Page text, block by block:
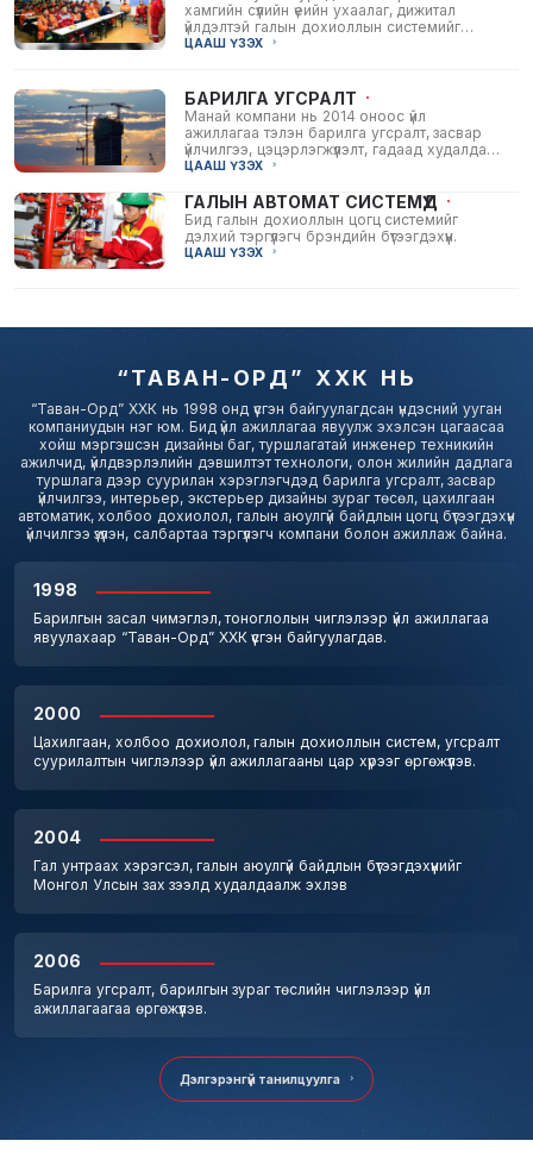
хамгийн сүүлийн үеийн ухаалаг, дижитал
үйлдэлтэй галын дохиоллын системийг
барилга байгууламжинд тань суурилуулж
ЦААШ ҮЗЭХ
БАРИЛГА УГСРАЛТ
Манай компани нь 2014 оноос үйл
ажиллагаа тэлэн барилга угсралт, засвар
үйлчилгээ, цэцэрлэгжүүлэлт, гадаад худалдаа,
эрчим хүчний болон барилгын тоног
ЦААШ ҮЗЭХ
ГАЛЫН АВТОМАТ СИСТЕМҮҮД
Бид галын дохиоллын цогц системийг
дэлхий тэргүүлэгч брэндийн бүтээгдэхүүн.
ЦААШ ҮЗЭХ
“ТАВАН-ОРД” ХХК НЬ
“Таван-Орд” ХХК нь 1998 онд үүсгэн байгуулагдсан үндэсний ууган
компаниудын нэг юм. Бид үйл ажиллагаа явуулж эхэлсэн цагаасаа
хойш мэргэшсэн дизайны баг, туршлагатай инженер техникийн
ажилчид, үйлдвэрлэлийн дэвшилтэт технологи, олон жилийн дадлага
туршлага дээр суурилан хэрэглэгчдэд барилга угсралт, засвар
үйлчилгээ, интерьер, экстерьер дизайны зураг төсөл, цахилгаан
автоматик, холбоо дохиолол, галын аюулгүй байдлын цогц бүтээгдэхүүн
үйлчилгээ үзүүлэн, салбартаа тэргүүлэгч компани болон ажиллаж байна.
1998
Барилгын засал чимэглэл, тоноглолын чиглэлээр үйл ажиллагаа
явуулахаар “Таван-Орд” ХХК үүсгэн байгуулагдав.
2000
Цахилгаан, холбоо дохиолол, галын дохиоллын систем, угсралт
суурилалтын чиглэлээр үйл ажиллагааны цар хүрээг өргөжүүлэв.
2004
Гал унтраах хэрэгсэл, галын аюулгүй байдлын бүтээгдэхүүнийг
Монгол Улсын зах зээлд худалдаалж эхлэв
2006
Барилга угсралт, барилгын зураг төслийн чиглэлээр үйл
ажиллагаагаа өргөжүүлэв.
Дэлгэрэнгүй танилцуулга